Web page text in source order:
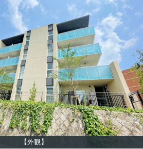
【外観】